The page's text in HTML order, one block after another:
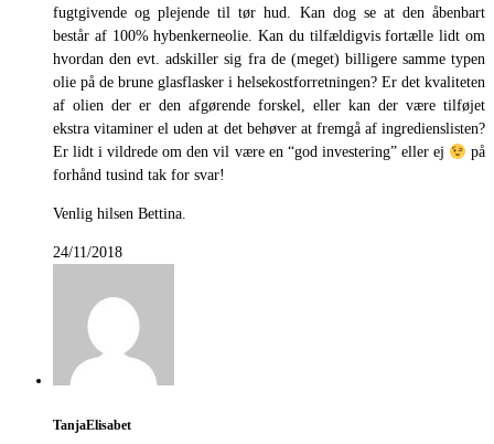
fugtgivende og plejende til tør hud. Kan dog se at den åbenbart
består af 100% hybenkerneolie. Kan du tilfældigvis fortælle lidt om
hvordan den evt. adskiller sig fra de (meget) billigere samme typen
olie på de brune glasflasker i helsekostforretningen? Er det kvaliteten
af olien der er den afgørende forskel, eller kan der være tilføjet
ekstra vitaminer el uden at det behøver at fremgå af ingredienslisten?
Er lidt i vildrede om den vil være en “god investering” eller ej
på
forhånd tusind tak for svar!
Venlig hilsen Bettina.
24/11/2018
TanjaElisabet